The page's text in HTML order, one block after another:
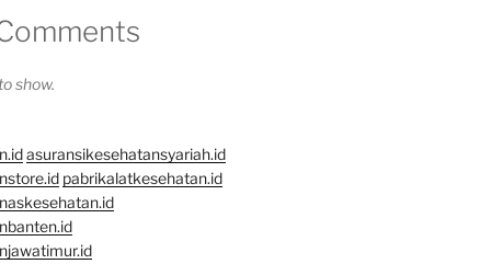
show.
asuransikesehatansyariah.id
pabrikalatkesehatan.id